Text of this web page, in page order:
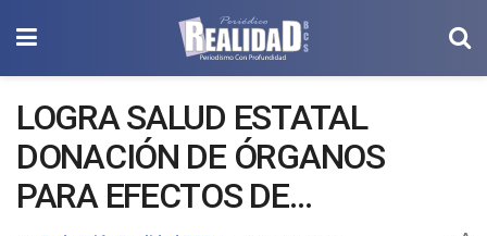
LOGRA SALUD ESTATAL
DONACIÓN DE ÓRGANOS
PARA EFECTOS DE